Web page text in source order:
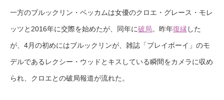
一方のブルックリン・ベッカムは女優のクロエ・グレース・モレ
ッツと2016年に交際を始めたが、同年に破局。昨年復縁 した
が、4月の初めにはブルックリンが、雑誌「プレイボーイ」のモ
デルであるレクシー・ウッドとキスしている瞬間をカメラに収め
られ、クロエとの破局報道が流れた。